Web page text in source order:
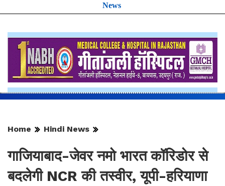
News
Home Hindi News
गाजियाबाद-जेवर नमो भारत कॉरिडोर से
बदलेगी NCR की तस्वीर, यूपी-हरियाणा